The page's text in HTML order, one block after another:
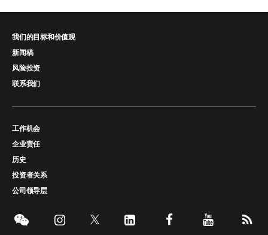
我们的目标和价值观
新闻稿
风险投资
联系我们
工作机会
企业责任
历史
投资者关系
公司领导层